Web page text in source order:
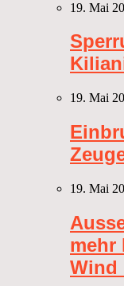
19. Mai
19. Mai
19. Mai
mehr
Wind